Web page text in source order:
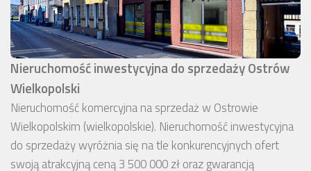
Nieruchomość inwestycyjna do sprzedaży Ostrów
Wielkopolski
Nieruchomość komercyjna na sprzedaż w Ostrowie
Wielkopolskim (wielkopolskie). Nieruchomość inwestycyjna
do sprzedaży wyróżnia się na tle konkurencyjnych ofert
swoją atrakcyjną ceną 3 500 000 zł oraz gwarancją